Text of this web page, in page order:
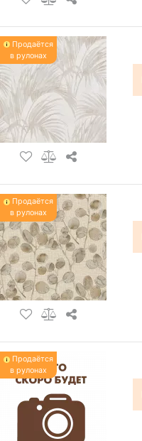
Продаётся
в рулонах
Продаётся
в рулонах
Продаётся
в рулонах